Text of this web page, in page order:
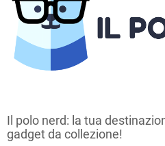
Il polo nerd: la tua
gadget da collezione!